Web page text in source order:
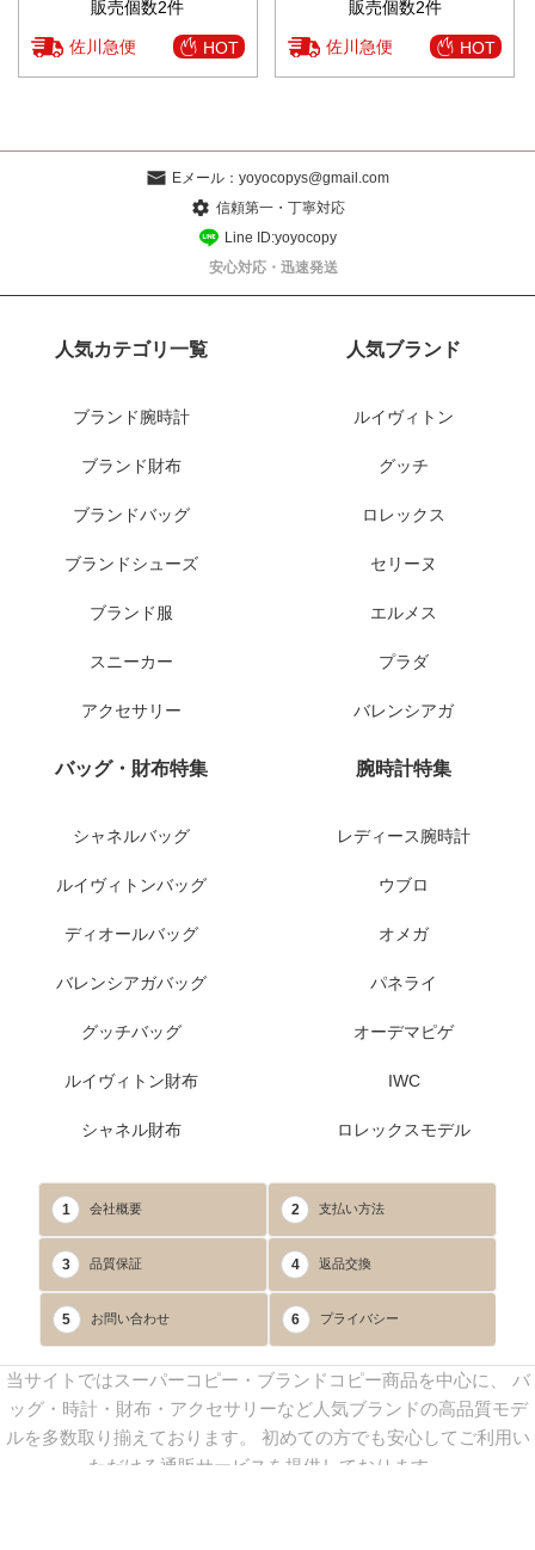
販売個数2件
佐川急便 HOT
販売個数2件
佐川急便 HOT
Eメール： yoyocopys@gmail.com
信頼第一・丁寧対応
Line ID:yoyocopy
安心対応・迅速発送
人気カテゴリ一覧
ブランド腕時計
ブランド財布
ブランドバッグ
ブランドシューズ
ブランド服
スニーカー
アクセサリー
人気ブランド
ルイヴィトン
グッチ
ロレックス
セリーヌ
エルメス
プラダ
バレンシアガ
バッグ・財布特集
シャネルバッグ
ルイヴィトンバッグ
ディオールバッグ
バレンシアガバッグ
グッチバッグ
ルイヴィトン財布
シャネル財布
腕時計特集
レディース腕時計
ウブロ
オメガ
パネライ
オーデマピゲ
IWC
ロレックスモデル
1 会社概要 2 支払い方法
3 品質保証 4 返品交換
5 お問い合わせ 6 プライバシー
当サイトではスーパーコピー・ブランドコピー商品を中心に、 バ
ッグ・時計・財布・アクセサリーなど人気ブランドの高品質モデ
ルを多数取り揃えております。 初めての方でも安心してご利用い
ただける通販サービスを提供しております。